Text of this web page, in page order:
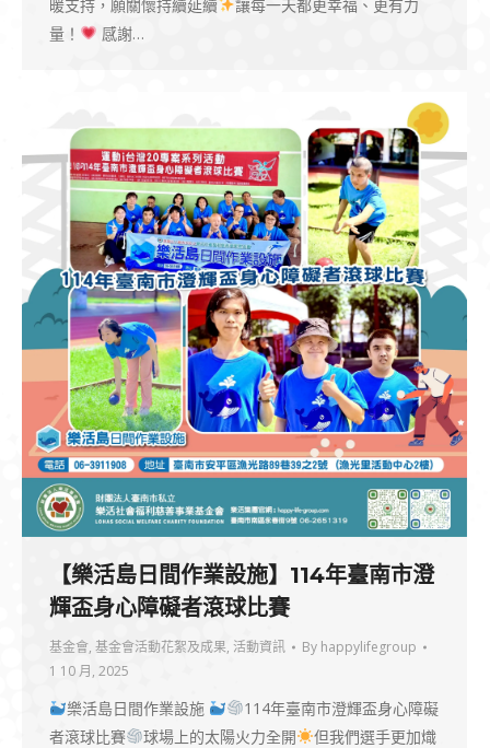
暖支持，願關懷持續延續
讓每一天都更幸福、更有力
量！
感謝…
【樂活島日間作業設施】114年臺南市澄
輝盃身心障礙者滾球比賽
基金會, 基金會活動花絮及成果, 活動資訊 By happylifegroup
1 10 月, 2025
樂活島日間作業設施
114年臺南市澄輝盃身心障礙
者滾球比賽
球場上的太陽火力全開
但我們選手更加熾